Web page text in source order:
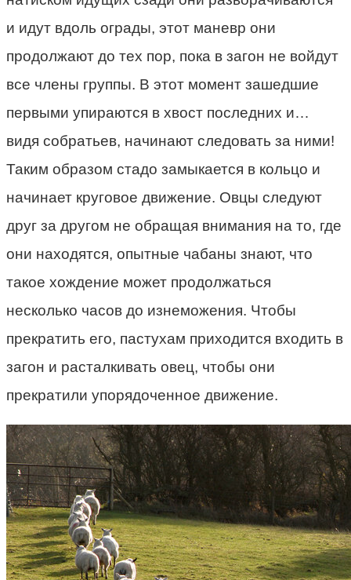
и идут вдоль ограды, этот маневр они
продолжают до тех пор, пока в загон не войдут
все члены группы. В этот момент зашедшие
первыми упираются в хвост последних и…
видя собратьев, начинают следовать за ними!
Таким образом стадо замыкается в кольцо и
начинает круговое движение. Овцы следуют
друг за другом не обращая внимания на то, где
они находятся, опытные чабаны знают, что
такое хождение может продолжаться
несколько часов до изнеможения. Чтобы
прекратить его, пастухам приходится входить в
загон и расталкивать овец, чтобы они
прекратили упорядоченное движение.